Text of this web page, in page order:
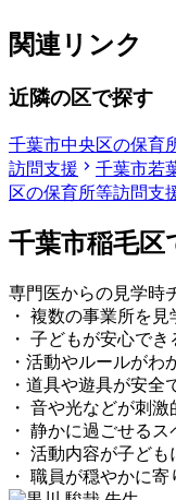
関連リンク
近隣の区で探す
千葉市中央区の保育
訪問支援
千葉市若
区の保育所等訪問支
千葉市稲毛区
専門医からの見学時
・ 複数の事業所を
・ 子どもが安心で
・活動やルールがわ
・道具や遊具が安全
・ 音や光などが刺
・ 静かに過ごせる
・ 活動内容が子ど
・ 職員が穏やかに